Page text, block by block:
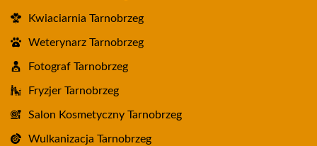
Kwiaciarnia Tarnobrzeg
Weterynarz Tarnobrzeg
Fotograf Tarnobrzeg
Fryzjer Tarnobrzeg
Salon Kosmetyczny Tarnobrzeg
Wulkanizacja Tarnobrzeg